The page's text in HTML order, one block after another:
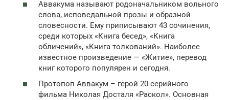
Аввакума называют родоначальником вольного
слова, исповедальной прозы и образной
словесности. Ему приписывают 43 сочинения,
среди которых «Книга бесед», «Книга
обличений», «Книга толкований». Наиболее
известное произведение — «Житие», перевод
книг которого популярен и сегодня.
Протопоп Аввакум – герой 20-серийного
фильма Николая Досталя «Раскол». Основная